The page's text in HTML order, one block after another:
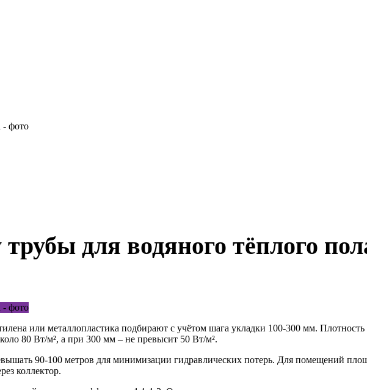
для водяного тёплого
или металлопластика подбирают с учётом шага укладки 100-300 мм.
80 Вт/м², а при 300 мм – не превысит 50 Вт/м².
90-100 метров для минимизации гидравлических потерь. Для помещений
коллектор.